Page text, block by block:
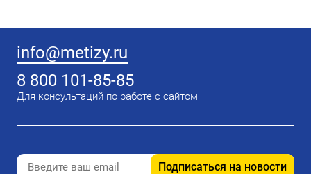
info@metizy.ru
8 800 101-85-85
Для консультаций по работе с сайтом
Подписаться на новости